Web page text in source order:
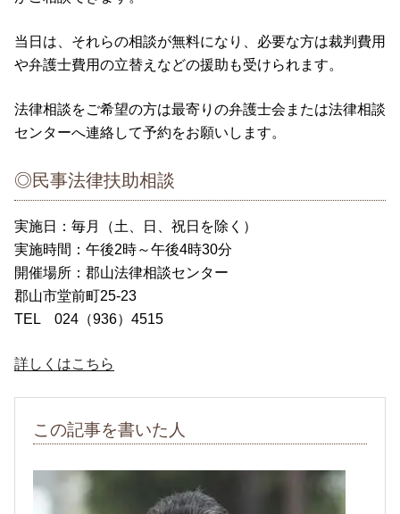
当日は、それらの相談が無料になり、必要な方は裁判費用
や弁護士費用の立替えなどの援助も受けられます。
法律相談をご希望の方は最寄りの弁護士会または法律相談
センターへ連絡して予約をお願いします。
◎民事法律扶助相談
実施日：毎月（土、日、祝日を除く）
実施時間：午後2時～午後4時30分
開催場所：郡山法律相談センター
郡山市堂前町25-23
TEL 024（936）4515
詳しくはこちら
この記事を書いた人